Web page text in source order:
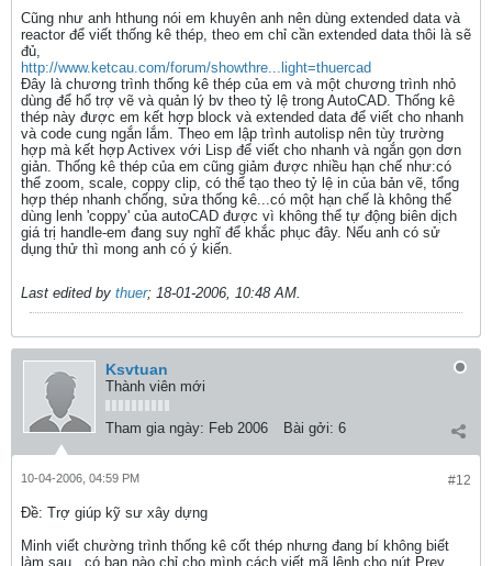
Cũng như anh hthung nói em khuyên anh nên dùng extended data và
reactor để viết thống kê thép, theo em chỉ cần extended data thôi là sẽ
đủ,
http://www.ketcau.com/forum/showthre...light=thuercad
Đây là chương trình thống kê thép của em và một chương trình nhỏ
dùng để hổ trợ vẽ và quản lý bv theo tỷ lệ trong AutoCAD. Thống kê
thép này được em kết hợp block và extended data để viết cho nhanh
và code cung ngắn lắm. Theo em lập trình autolisp nên tùy trường
hợp mà kết hợp Activex với Lisp để viết cho nhanh và ngắn gọn dơn
giản. Thống kê thép của em cũng giảm được nhiều hạn chế như:có
thể zoom, scale, coppy clip, có thể tạo theo tỷ lệ in của bản vẽ, tổng
hợp thép nhanh chống, sửa thống kê...có một hạn chế là không thể
dùng lenh 'coppy' của autoCAD được vì không thể tự động biên dịch
giá trị handle-em đang suy nghĩ để khắc phục đây. Nếu anh có sử
dụng thử thì mong anh có ý kiến.
Last edited by thuer; 18-01-2006, 10:48 AM.
Ksvtuan
Thành viên mới
Tham gia ngày: Feb 2006 Bài gởi: 6
#12
10-04-2006, 04:59 PM
Ðề: Trợ giúp kỹ sư xây dựng
Minh viết chường trình thống kê cốt thép nhưng đang bí không biết
làm sau , có bạn nào chỉ cho mình cách viết mã lệnh cho nút Prev..